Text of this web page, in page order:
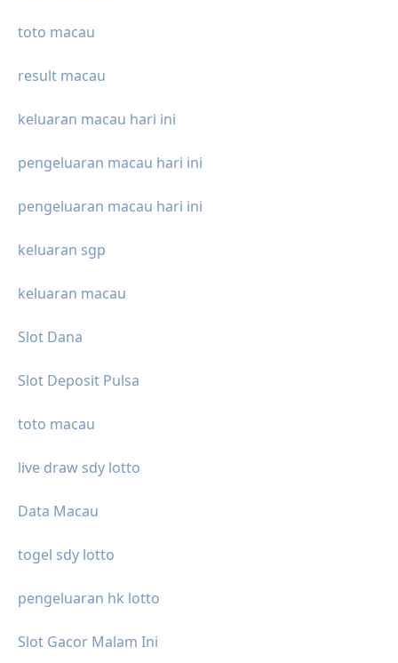
toto macau
result macau
keluaran macau hari ini
pengeluaran macau hari ini
pengeluaran macau hari ini
keluaran sgp
keluaran macau
Slot Dana
Slot Deposit Pulsa
toto macau
live draw sdy lotto
Data Macau
togel sdy lotto
pengeluaran hk lotto
Slot Gacor Malam Ini